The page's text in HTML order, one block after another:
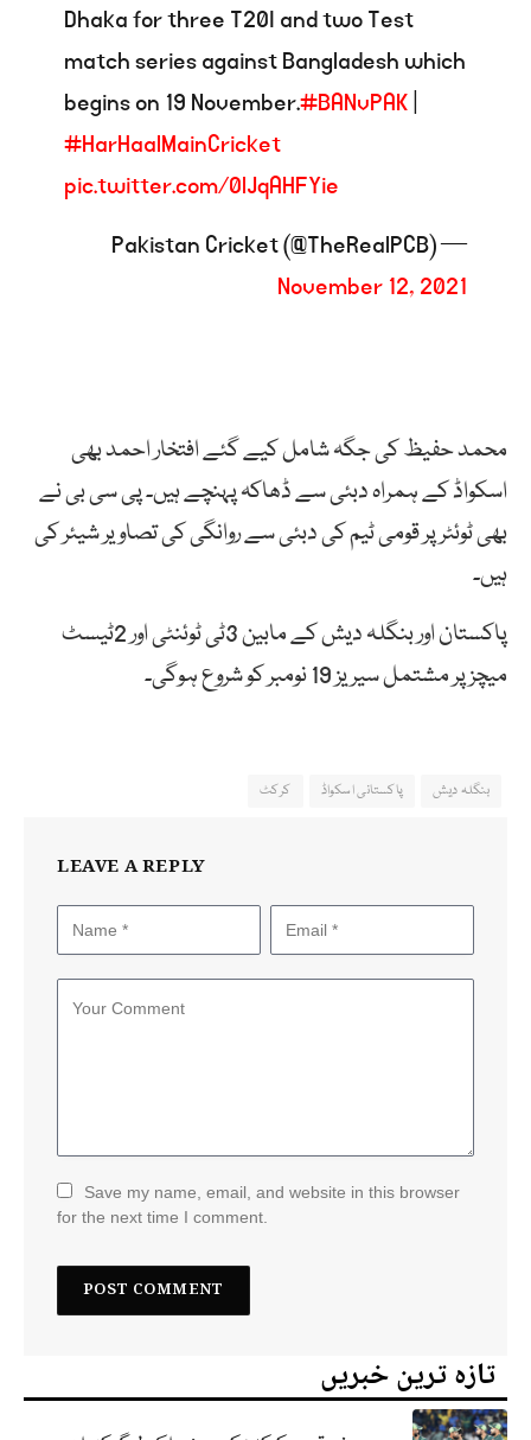
Dhaka for three T20I and two Test
match series against Bangladesh which
begins on 19 November.#BANvPAK
#HarHaalMainCricket
pic.twitter.com/0lJqAHFYie
— Pakistan Cricket (@TheRealPCB)
November 12, 2021
محمد حفیظ کی جگہ شامل کیے گئے افتخار احمد بھی
اسکواڈ کے ہمراہ دبئی سے ڈھاکہ پہنچے ہیں۔ پی سی بی نے
بھی ٹوئٹر پر قومی ٹیم کی دبئی سے روانگی کی تصاویر شیئر کی
ہیں۔
پاکستان اور بنگلہ دیش کے مابین 3ٹی ٹوئنٹی اور 2ٹیسٹ
میچز پر مشتمل سیریز 19 نومبر کو شروع ہوگی۔
بنگلہ دیش پاکستانی اسکواڈ کرکٹ
LEAVE A REPLY
Save my name, email, and website in this browser
for the next time I comment.
تازہ ترین خبریں